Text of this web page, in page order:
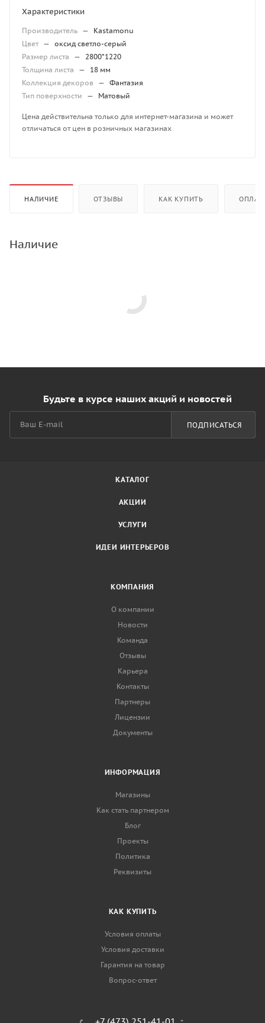
Характеристики
Производитель —
Kastamonu
Цвет — оксид светло-серый
Размер листа
— 2800*1220
Толщина листа
—
18 мм
Коллекция декоров
— Фантазия
Тип поверхности
— Матовый
Цена действительна только для интернет-магазина и может
отличаться от цен в розничных магазинах
НАЛИЧИЕ ОТЗЫВЫ КАК КУПИТЬ
Наличие
Будьте в курсе наших акций и новостей
ПОДПИСАТЬСЯ
КАТАЛОГ
АКЦИИ
УСЛУГИ
ИДЕИ ИНТЕРЬЕРОВ
КОМПАНИЯ
О компании
Новости
Команда
Отзывы
Карьера
Контакты
Партнеры
Лицензии
Документы
ИНФОРМАЦИЯ
Магазины
Как стать партнером
Блог
Проекты
Политика
Реквизиты
КАК КУПИТЬ
Условия оплаты
Условия доставки
Гарантия на товар
Вопрос-ответ